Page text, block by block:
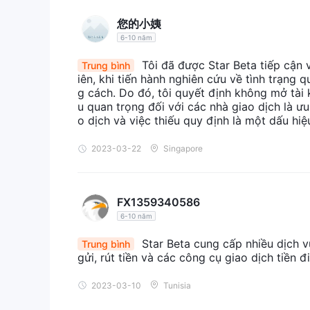
trường hợp có tranh chấp hoặc sai sót. Vì vậy,
trước khi giao dịch với các nhà môi giới như vậy.
Ưu và nhược điểm
Ưu điểm:
đòn bẩy cao: Star Beta cung cấp đòn bẩy cao,
điều này có thể tăng lợi nhuận nhưng điều cần
vị thế với chi phí tối thiểu.
Nhiều tùy chọn nền tảng: Nền tảng Beta rất linh
cậy và các tính năng nâng cao của nó.
Hỗ trợ 24 giờ: Với dịch vụ hỗ trợ khách hàng 24/
nghiệm giao dịch suôn sẻ.
sản phẩm kinh doanh hạn chế: mặc dù có thế
您的小姨
6-10 năm
Trung bình
Tôi đã được Star Beta tiếp cận
iên, khi tiến hành nghiên cứu về tình trạng
g cách. Do đó, tôi quyết định không mở tài
u quan trọng đối với các nhà giao dịch là
o dịch và việc thiếu quy định là một dấu
2023-03-22 Singapore
FX1359340586
6-10 năm
Trung bình
Star Beta cung cấp nhiều dịch
gửi, rút tiền và các công cụ giao dịch tiền
2023-03-10 Tunisia